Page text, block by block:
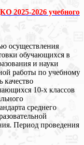
2025-2026 учебного
осуществления
обучающихся в
и науки
работы по учебному
качество
10-х классов
среднего
Период проведения